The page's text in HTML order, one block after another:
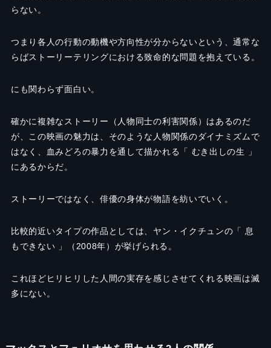
らない。
つまり各人の行動の動機や方向性が分からないという、通常な
らばストーリーテリングにおける致命的な問題を抱えている。
にも関わらず面白い。
確かに複雑なストーリー（人物同士の利害関係）はあるのだ
が、この映画の魅力は、そのような人物関係のダイナミズムで
はなく、血みどろの暴力を通して描かれる「 むき出しの生 」
にあるからだ。
ストーリーではなく、俳優の身体が物語を紡いでいく。
比較的近いタイプの作品としては、ヤン・イクチュンの「 息
もできない 」（2008年）が挙げられる。
これほどヒリヒリした人間の実存を感じさせてくれる映画は滅
多にない。